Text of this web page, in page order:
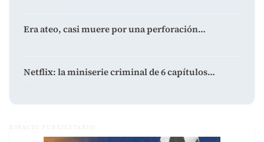
Era ateo, casi muere por una perforación…
Netflix: la miniserie criminal de 6 capítulos…
ESPACIO PUBLICITARIO